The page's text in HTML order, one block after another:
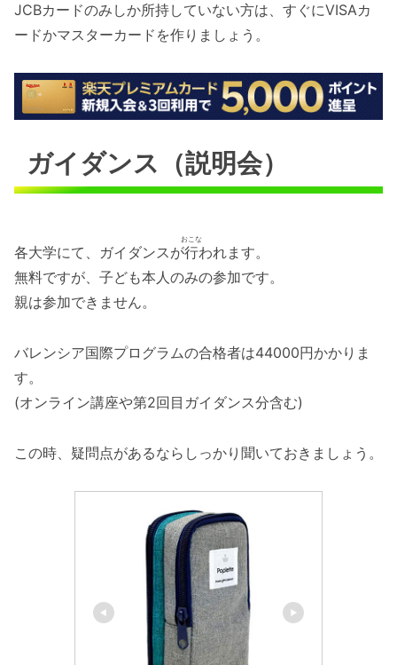
JCBカードのみしか所持していない方は、すぐにVISAカ
ードかマスターカードを作りましょう。
ガイダンス（説明会）
各大学にて、ガイダンスが行
おこな
われます。
無料ですが、子ども本人のみの参加です。
親は参加できません。
バレンシア国際プログラムの合格者は44000円かかりま
す。
(オンライン講座や第2回目ガイダンス分含む)
この時、疑問点があるならしっかり聞いておきましょう。